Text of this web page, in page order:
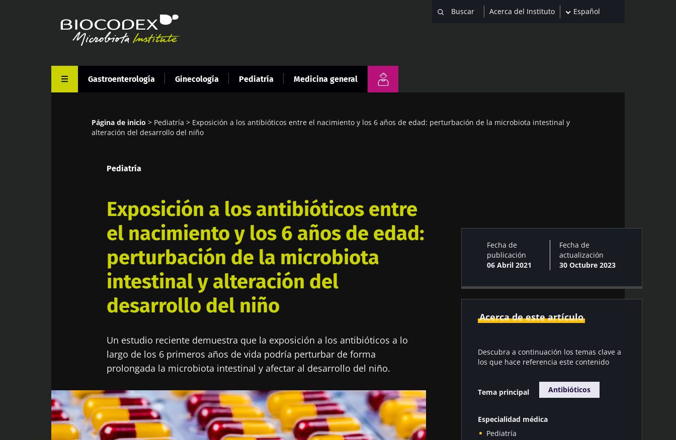
Acerca del Instituto Español
Gastroenterología Ginecología Pediatría Medicina general
Sobrescribir
navegación
Página de inicio Pediatría
Exposición a los antibióticos entre el nacimiento y los 6 años de edad: perturbación de la microbiota intestinal y
alteración del desarrollo del niño
Pediatría
Exposición a los antibióticos entre
el nacimiento y los 6 años de edad:
perturbación de la microbiota
intestinal y alteración del
desarrollo del niño
Un estudio reciente demuestra que la exposición a los antibióticos a lo
largo de los 6 primeros años de vida podría perturbar de forma
prolongada la microbiota intestinal y afectar al desarrollo del niño.
Fecha de
publicación
06 Abril 2021
Fecha de
actualización
30 Octubre 2023
Acerca de este artículo
Descubra a continuación los temas clave a
los que hace referencia este contenido
Tema principal Antibióticos
Especialidad médica
Pediatría